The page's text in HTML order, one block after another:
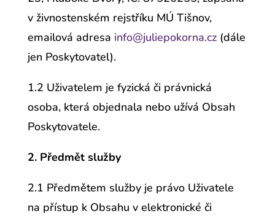
v živnostenském rejstříku MÚ Tišnov,
emailová adresa info@juliepokorna.cz(dále
jen Poskytovatel).
1.2 Uživatelem je fyzická či právnická
osoba, která objednala nebo užívá Obsah
Poskytovatele.
2. Předmět služby
2.1 Předmětem služby je právo Uživatele
na přístup k Obsahu v elektronické či